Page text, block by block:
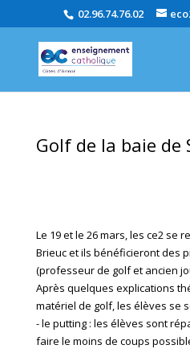
02.96.74.76.02
Golf de la baie de
Le 19 et le 26 mars, les ce2 se
Brieuc et ils bénéficieront des
(professeur de golf et ancien
Après quelques explications
matériel de golf, les élèves se
- le putting : les élèves sont
faire le moins de coups